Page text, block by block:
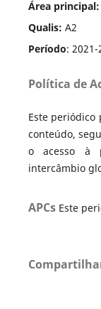
Área principal:
Qualis: A2
Período: 2021-
Política de
Este periódico
conteúdo,
o acesso à
intercâmbio
APCs Este